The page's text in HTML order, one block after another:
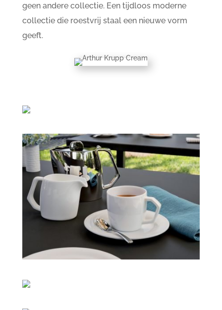
geen andere collectie. Een tijdloos moderne
collectie die roestvrij staal een nieuwe vorm
geeft.